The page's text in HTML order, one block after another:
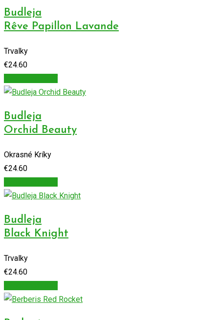
Budleja
Rêve Papillon Lavande
Trvalky
€24.60
Budleja
Orchid Beauty
Okrasné Kríky
€24.60
Budleja
Black Knight
Trvalky
€24.60